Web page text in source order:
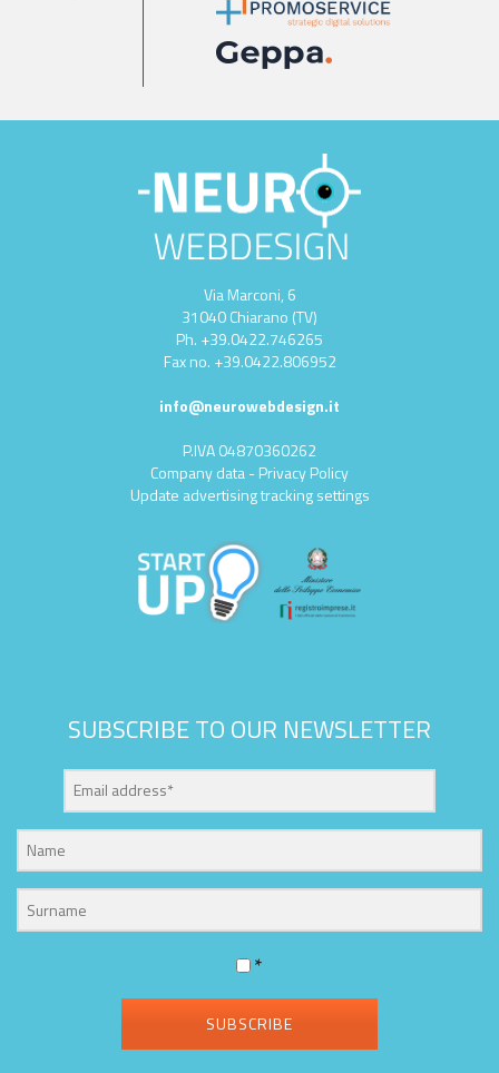
Via Marconi, 6
31040 Chiarano (TV)
Ph. +39.0422.746265
Fax no. +39.0422.806952
info@neurowebdesign.it
P.IVA 04870360262
Company data-Privacy Policy
Update advertising tracking settings
SUBSCRIBE TO OUR NEWSLETTER
*
SUBSCRIBE